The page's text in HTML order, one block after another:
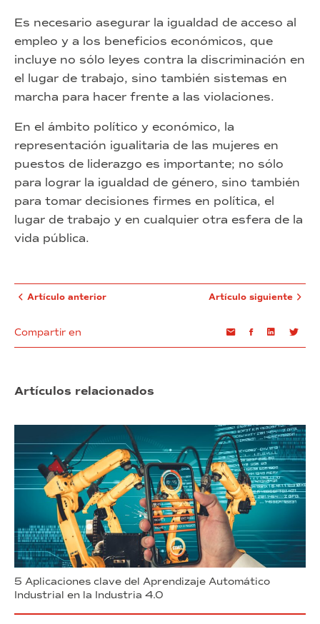
Es necesario asegurar la igualdad de acceso al
empleo y a los beneficios económicos, que
incluye no sólo leyes contra la discriminación en
el lugar de trabajo, sino también sistemas en
marcha para hacer frente a las violaciones.
En el ámbito político y económico, la
representación igualitaria de las mujeres en
puestos de liderazgo es importante; no sólo
para lograr la igualdad de género, sino también
para tomar decisiones firmes en política, el
lugar de trabajo y en cualquier otra esfera de la
vida pública.
Artículo anterior
Compartir en EmailFacebookLinkedin
Artículo siguiente
Artículos relacionados
5 Aplicaciones clave del Aprendizaje Automático
Industrial en la Industria 4.0